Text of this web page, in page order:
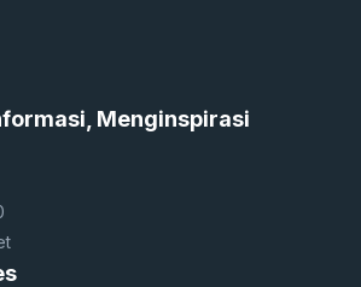
Menginspirasi